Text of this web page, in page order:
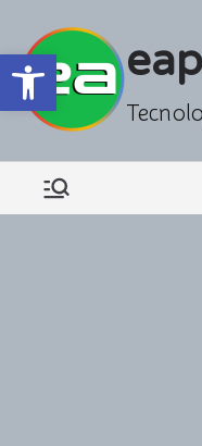
Abrir barra
contenido